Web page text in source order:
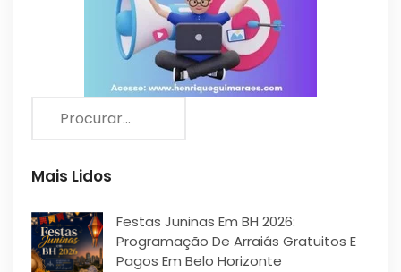
Mais Lidos
Festas Juninas Em BH 2026:
Programação De Arraiás Gratuitos E
Pagos Em Belo Horizonte